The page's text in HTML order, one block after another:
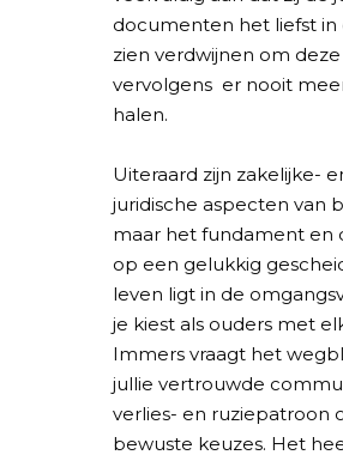
documenten het liefst in
zien verdwijnen om deze
vervolgens er nooit
halen.
Uiteraard zijn zakelijke-
juridische aspecten van
maar het fundament en
op een gelukkig
leven ligt in de
je kiest als ouders met
Immers vraagt het
jullie vertrouwde
verlies- en ruziepatroon
bewuste keuzes. Het